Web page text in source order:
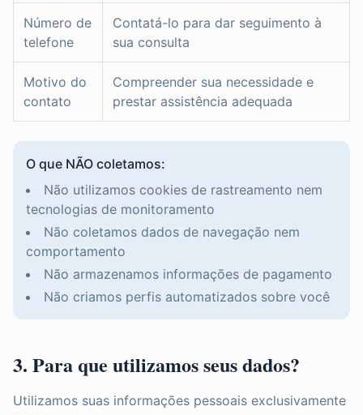
Número de
telefone
Contatá-lo para dar seguimento à
sua consulta
Motivo do
contato
Compreender sua necessidade e
prestar assistência adequada
O que NÃO coletamos:
Não utilizamos cookies de rastreamento nem
tecnologias de monitoramento
Não coletamos dados de navegação nem
comportamento
Não armazenamos informações de pagamento
Não criamos perfis automatizados sobre você
3. Para que utilizamos seus dados?
Utilizamos suas informações pessoais exclusivamente